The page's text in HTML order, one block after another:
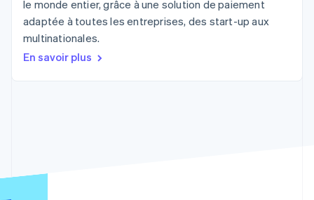
Découvrez les prochaines évolutions
Radar
Prévention de la fraude
Atlas
Commerce en ligne
Écosystème
le monde entier, grâce à une solution de paiement
adaptée à toutes les entreprises, des start-up aux
multinationales.
En savoir plus